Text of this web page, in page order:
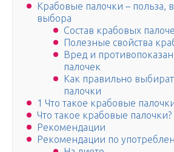
Крабовые палочки – польза,
выбора
Состав крабовых
Полезные свойства
Вред и
палочек
Как правильно
палочки
1 Что такое крабовые
Что такое крабовые палочки?
Рекомендации
Рекомендации по